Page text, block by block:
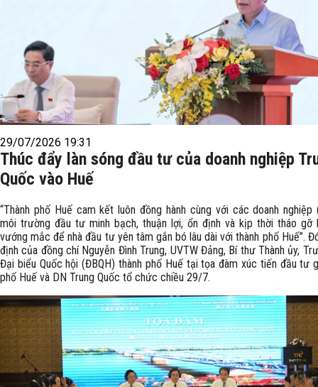
29/07/2026 19:31
Thúc đẩy làn sóng đầu tư của doanh nghiệp
Quốc vào Huế
“Thành phố Huế cam kết luôn đồng hành cùng với các doanh nghiệp
môi trường đầu tư minh bạch, thuận lợi, ổn định và kịp thời tháo gỡ
vướng mắc để nhà đầu tư yên tâm gắn bó lâu dài với thành phố Huế”.
định của đồng chí Nguyễn Đình Trung, UVTW Đảng, Bí thư Thành ủy,
Đại biểu Quốc hội (ĐBQH) thành phố Huế tại tọa đàm xúc tiến đầu tư
phố Huế và DN Trung Quốc tổ chức chiều 29/7.